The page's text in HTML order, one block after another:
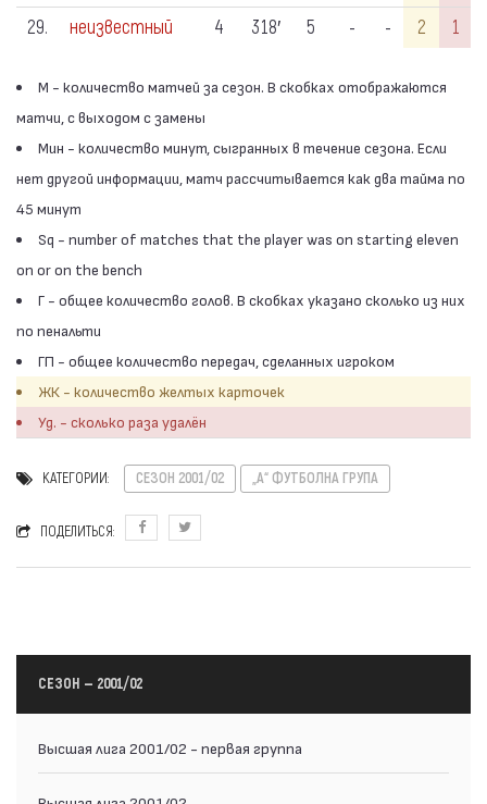
29. неизвестный 4 318′ 5 - - 2 1
М - количество матчей за сезон. В скобках отображаются
матчи, с выходом с замены
Мин - количество минут, сыгранных в течение сезона. Если
нет другой информации, матч рассчитывается как два тайма по
45 минут
Sq - number of matches that the player was on starting eleven
on or on the bench
Г - общее количество голов. В скобках указано сколько из них
по пенальти
ГП - общее количество передач, сделанных игроком
ЖК - количество желтых карточек
Уд. - сколько раза удалён
КАТЕГОРИИ: СЕЗОН 2001/02 „А“ ФУТБОЛНА ГРУПА
ПОДЕЛИТЬСЯ:
СЕЗОН — 2001/02
Высшая лига 2001/02 - первая группа